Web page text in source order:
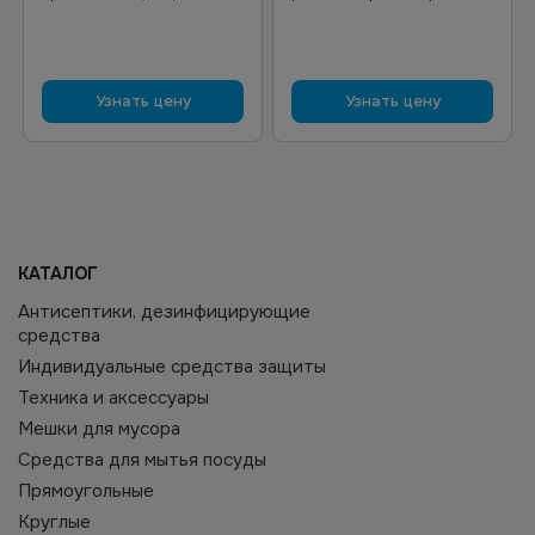
Узнать цену Узнать цену
КАТАЛОГ
Антисептики, дезинфицирующие
средства
Индивидуальные средства защиты
Техника и аксессуары
Мешки для мусора
Средства для мытья посуды
Прямоугольные
Круглые